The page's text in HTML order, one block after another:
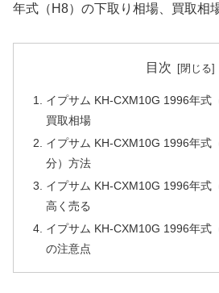
年式（H8）の下取り相場、買取相
目次
イプサム KH-CXM10G 1996年式
買取相場
イプサム KH-CXM10G 1996年式
分）方法
イプサム KH-CXM10G 1996年式
高く売る
イプサム KH-CXM10G 1996年式
の注意点